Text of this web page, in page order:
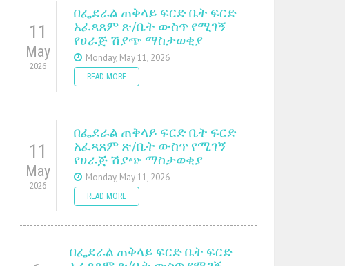
11
May
2026
በፌደራል ጠቅላይ ፍርድ ቤት ፍርድ
አፈጻጸም ጽ/ቤት ውስጥ የሚገኝ
የሀራጅ ሽያጭ ማስታወቂያ
Monday, May 11, 2026
READ MORE
11
May
2026
በፌደራል ጠቅላይ ፍርድ ቤት ፍርድ
አፈጻጸም ጽ/ቤት ውስጥ የሚገኝ
የሀራጅ ሽያጭ ማስታወቂያ
Monday, May 11, 2026
READ MORE
በፌደራል ጠቅላይ ፍርድ ቤት ፍርድ